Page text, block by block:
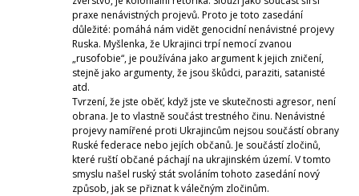
praxe nenávistných projevů. Proto je toto zasedání
důležité: pomáhá nám vidět genocidní nenávistné projevy
Ruska. Myšlenka, že Ukrajinci trpí nemocí zvanou
„rusofobie“, je používána jako argument k jejich zničení,
stejně jako argumenty, že jsou škůdci, paraziti, satanisté
atd.
Tvrzení, že jste oběť, když jste ve skutečnosti agresor, není
obrana. Je to vlastně součást trestného činu. Nenávistné
projevy namířené proti Ukrajincům nejsou součástí obrany
Ruské federace nebo jejích občanů. Je součástí zločinů,
které ruští občané páchají na ukrajinském území. V tomto
smyslu našel ruský stát svoláním tohoto zasedání nový
způsob, jak se přiznat k válečným zločinům.